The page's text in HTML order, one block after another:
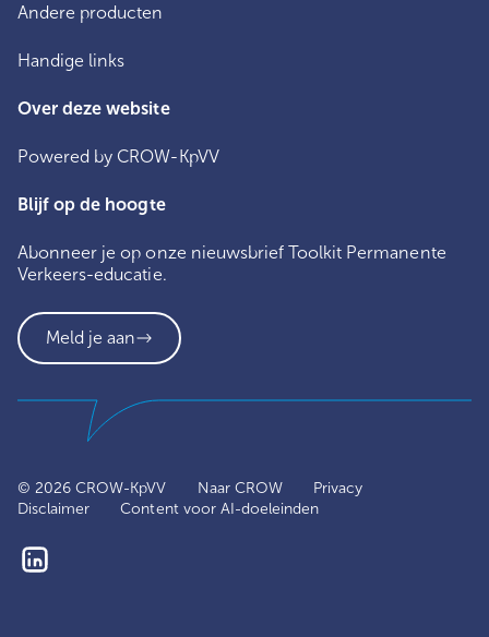
Andere producten
Handige links
Over deze website
Powered by CROW-KpVV
Blijf op de hoogte
Abonneer je op onze nieuwsbrief Toolkit Permanente
Verkeers-educatie.
Meld je aan
© 2026 CROW-KpVV Naar CROW
Privacy
Disclaimer
Content voor AI-doeleinden